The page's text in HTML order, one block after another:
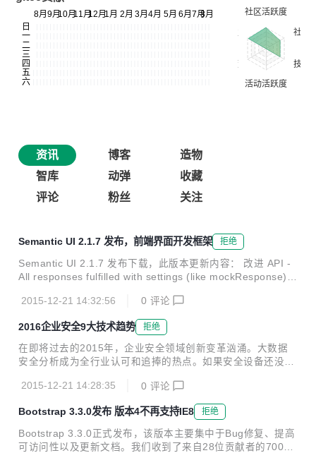
资讯 博客
造物
智库
动弹
收藏
评论
粉丝 关注
Semantic UI 2.1.7 发布，前端界面开发框架 拒绝
Semantic UI 2.1.7 发布下载，此版本更新内容： 改进 API -
All responses fulfilled with settings (like mockResponse) w
or example url will be /user/2/ and not user/{id} in the call
back. - #3466 API - API now allows the use of settings res
ponse and responseAs...
2015-12-21 14:32:56 0 评论
2016企业安全9大技术趋势 拒绝
在即将过去的2015年，企业安全领域创新变革汹涌。大数据
安全分析成为全行业认可和追捧的热点。如果安全设备还没有
源支持，让安全设备更智能，增加安全设备间的协同，构建立
体协同的纵深防御模式，成为很多安全厂商探索的方向。 1、
威胁情报继续升温 2015年威胁情报受到热捧，预计2016年威
胁情报需求将持续升温。2015年，360公司以90多亿样本、数
万亿条防护日志和数十亿DNS解析记录、国内最大的漏洞库等
2015-12-21 14:28:35 0 评论
Bootstrap 3.3.0发布 版本4不再支持IE8 拒绝
Bootstrap 3.3.0正式发布，该版本主要集中于Bug修复、提高
可访问性以及更新文档。我们收到了来自28位贡献者的700多